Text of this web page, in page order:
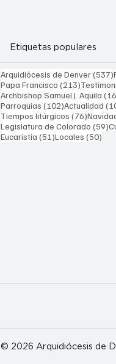
Etiquetas populares
Arquidiócesis de Denver(537)
Papa Francisco (213)213
Archbishop Samuel J. Aquila
Parroquias (102)102 entradas
Actualidad
Tiempos litúrgicos (76)76
Legislatura de Colorado (59)
Eucaristía (51)51 entradas
Locales (50)50
© 2026 Arquidiócesis de